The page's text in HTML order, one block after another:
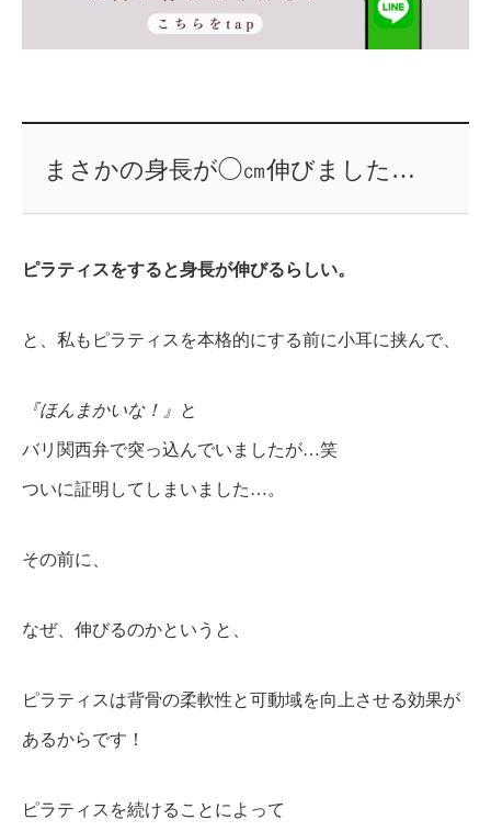
まさかの身長が◯㎝伸びました…
ピラティスをすると身長が伸びるらしい。
と、私もピラティスを本格的にする前に小耳に挟んで、
『ほんまかいな！』 と
バリ関西弁で突っ込んでいましたが…笑
ついに証明してしまいました…。
その前に、
なぜ、伸びるのかというと、
ピラティスは背骨の柔軟性と可動域を向上させる効果が
あるからです！
ピラティスを続けることによって